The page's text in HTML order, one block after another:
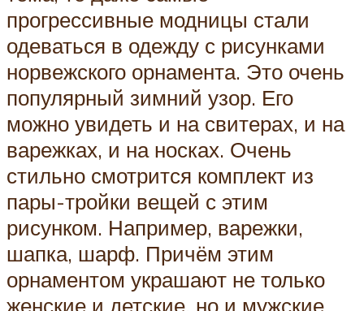
прогрессивные модницы стали
одеваться в одежду с рисунками
норвежского орнамента. Это очень
популярный зимний узор. Его
можно увидеть и на свитерах, и на
варежках, и на носках. Очень
стильно смотрится комплект из
пары-тройки вещей с этим
рисунком. Например, варежки,
шапка, шарф. Причём этим
орнаментом украшают не только
женские и детские, но и мужские